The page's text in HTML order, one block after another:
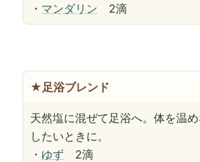
・ マンダリン 2滴
★足浴ブレンド
天然塩に混ぜて足浴へ。体を温
したいときに。
・ ゆず 2滴